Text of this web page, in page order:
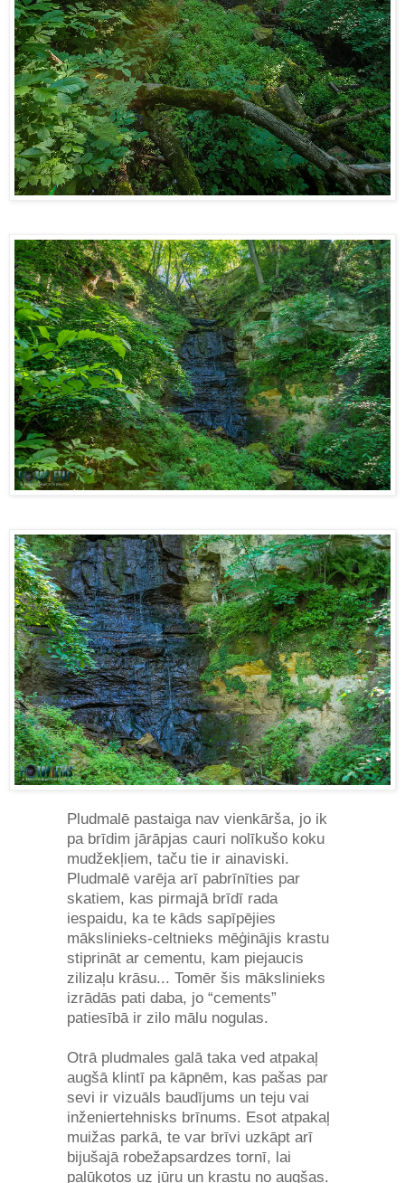
Pludmalē pastaiga nav vienkārša, jo ik
pa brīdim jārāpjas cauri nolīkušo koku
mudžekļiem, taču tie ir ainaviski.
Pludmalē varēja arī pabrīnīties par
skatiem, kas pirmajā brīdī rada
iespaidu, ka te kāds sapīpējies
mākslinieks-celtnieks mēģinājis krastu
stiprināt ar cementu, kam piejaucis
zilizaļu krāsu... Tomēr šis mākslinieks
izrādās pati daba, jo “cements”
patiesībā ir zilo mālu nogulas.
Otrā pludmales galā taka ved atpakaļ
augšā klintī pa kāpnēm, kas pašas par
sevi ir vizuāls baudījums un teju vai
inženiertehnisks brīnums. Esot atpakaļ
muižas parkā, te var brīvi uzkāpt arī
bijušajā robežapsardzes tornī, lai
palūkotos uz jūru un krastu no augšas.